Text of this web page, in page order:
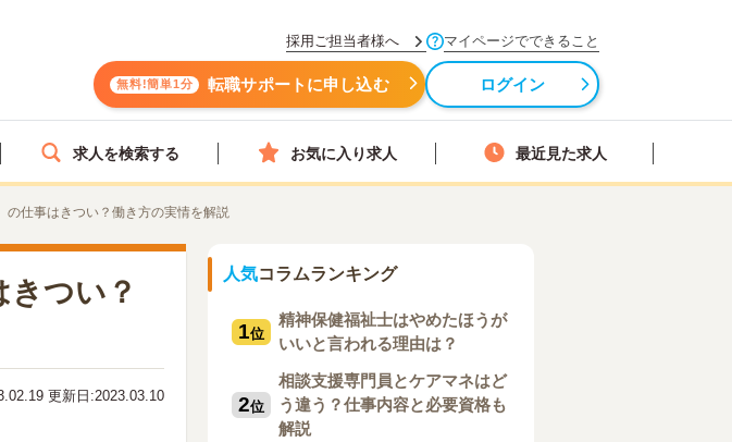
採用ご担当者様へ マイページでできること
無料!簡単1分 転職サポートに申し込む ログイン
求人を検索する お気に入り求人 最近見た求人
の仕事はきつい？働き方の実情を解説
つい？
更新日:2023.03.10
人気コラムランキング
1位
精神保健福祉士はやめたほうが
いいと言われる理由は？
2位
相談支援専門員とケアマネはど
う違う？仕事内容と必要資格も
解説